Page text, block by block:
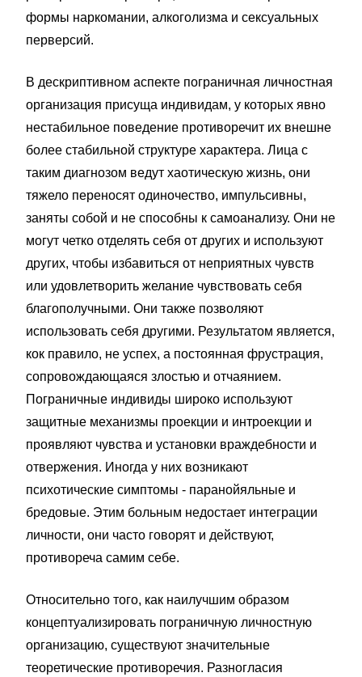
формы наркомании, алкоголизма и сексуальных
перверсий.
В дескриптивном аспекте пограничная личностная
организация присуща индивидам, у которых явно
нестабильное поведение противоречит их внешне
более стабильной структуре характера. Лица с
таким диагнозом ведут хаотическую жизнь, они
тяжело переносят одиночество, импульсивны,
заняты собой и не способны к самоанализу. Они не
могут четко отделять себя от других и используют
других, чтобы избавиться от неприятных чувств
или удовлетворить желание чувствовать себя
благополучными. Они также позволяют
использовать себя другими. Результатом является,
кок правило, не успех, а постоянная фрустрация,
сопровождающаяся злостью и отчаянием.
Пограничные индивиды широко используют
защитные механизмы проекции и интроекции и
проявляют чувства и установки враждебности и
отвержения. Иногда у них возникают
психотические симптомы - паранойяльные и
бредовые. Этим больным недостает интеграции
личности, они часто говорят и действуют,
противореча самим себе.
Относительно того, как наилучшим образом
концептуализировать пограничную личностную
организацию, существуют значительные
теоретические противоречия. Разногласия